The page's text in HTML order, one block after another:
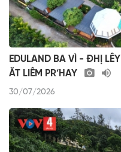
EDULAND BA VÌ - ĐHỊ
ĂT LIÊM PR’HAY
30/07/2026